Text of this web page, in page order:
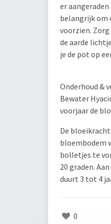
er aangeraden
belangrijk om
voorzien.
de aarde
je de pot op
Onderhoud &
Bewater
voorjaar de
De
bloembodem
bolletjes te
20 graden.
duurt 3 tot 4
0